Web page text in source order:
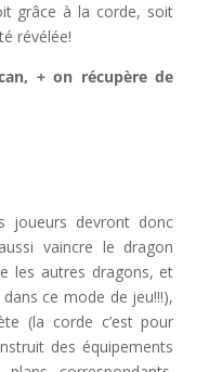
grâce à la corde, soit
révélée!
+ on récupère de
joueurs devront donc
vaincre le dragon
les autres dragons, et
ce mode de jeu!!!),
(la corde c’est pour
des équipements